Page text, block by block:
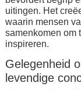
uitingen. Het
waarin mensen
samenkomen om
inspireren.
Gelegenheid
levendige